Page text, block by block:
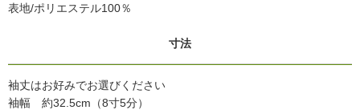
表地/ポリエステル100％
寸法
袖丈はお好みでお選びください
袖幅 約32.5cm（8寸5分）